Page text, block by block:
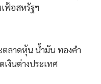
ฟ้อสหรัฐฯ
ตลาดหุ้น น้ำมัน ทองคำ
เงินต่างประเทศ